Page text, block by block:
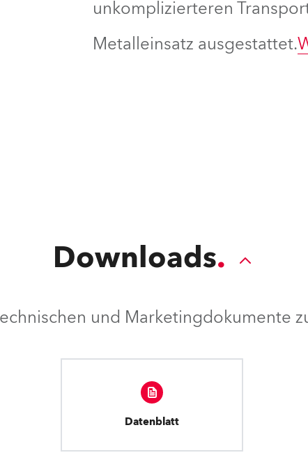
unkomplizierteren
Metalleinsatz ausgestattet.
Downloads
und Marketingdokumente
Datenblatt